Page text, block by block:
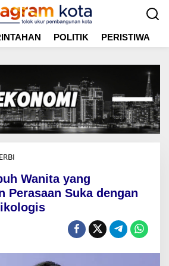
POLITIK PERISTIWA
B
a
h
a
Wanita yang
Perasaan Suka dengan